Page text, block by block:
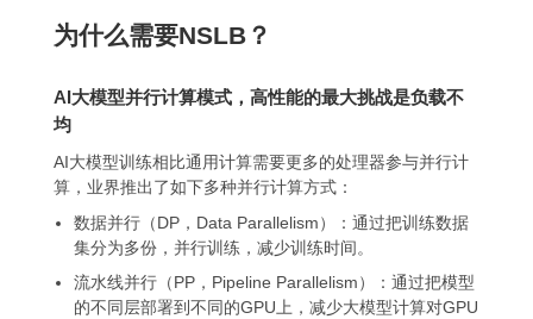
为什么需要NSLB？
AI大模型并行计算模式，高性能的最大挑战是负载不
均
AI大模型训练相比通用计算需要更多的处理器参与并行计
算，业界推出了如下多种并行计算方式：
数据并行（DP，Data Parallelism）：通过把训练数据
集分为多份，并行训练，减少训练时间。
流水线并行（PP，Pipeline Parallelism）：通过把模型
的不同层部署到不同的GPU上，减少大模型计算对GPU